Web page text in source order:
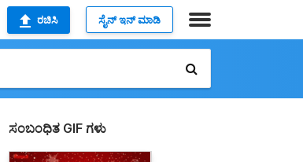
ರಚಿಸಿ ಸೈನ್ ಇನ್ ಮಾಡಿ
ಸಂಬಂಧಿತ GIF ಗಳು